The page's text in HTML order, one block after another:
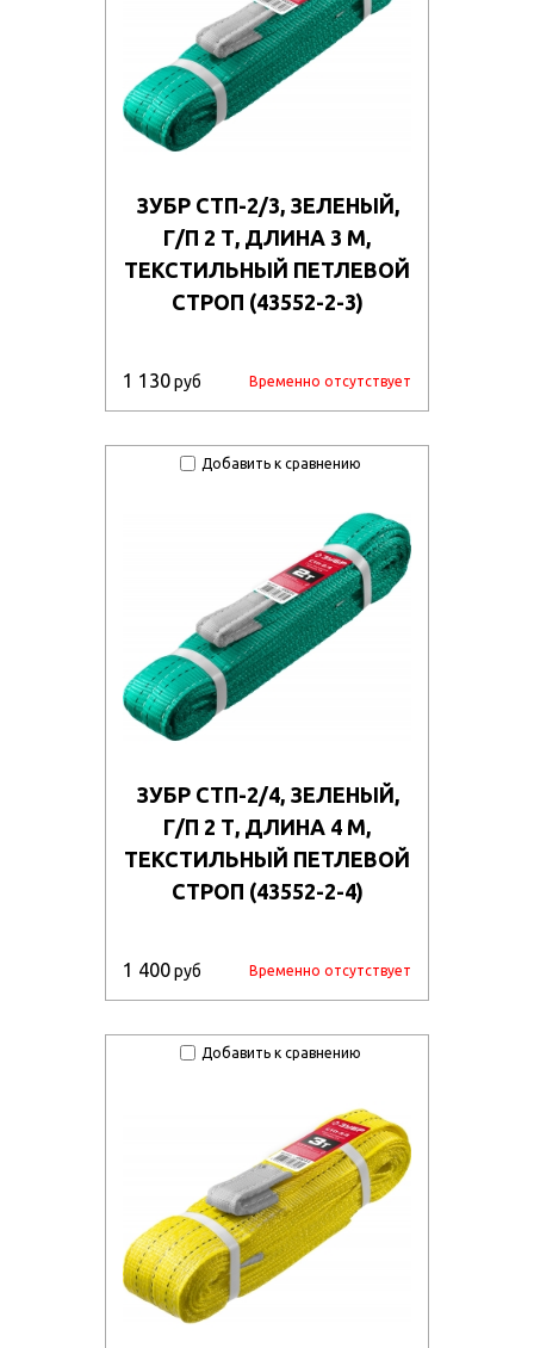
ЗУБР СТП-2/3, ЗЕЛЕНЫЙ,
Г/П 2 Т, ДЛИНА 3 М,
ТЕКСТИЛЬНЫЙ ПЕТЛЕВОЙ
СТРОП (43552-2-3)
1 130руб Временно отсутствует
Добавить к сравнению
ЗУБР СТП-2/4, ЗЕЛЕНЫЙ,
Г/П 2 Т, ДЛИНА 4 М,
ТЕКСТИЛЬНЫЙ ПЕТЛЕВОЙ
СТРОП (43552-2-4)
1 400руб Временно отсутствует
Добавить к сравнению